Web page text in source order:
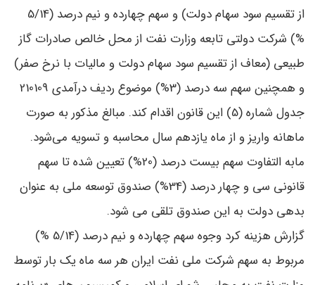
از تقسیم سود سهام دولت) و سهم چهارده و نیم‌‌ درصد (5/14
%) شرکت دولتی تابعه وزارت نفت از محل خالص صادرات گاز
طبیعی (معاف از تقسیم سود سهام دولت و مالیات با نرخ صفر)
و همچنین سهم سه‌‌ درصد (3%) موضوع ردیف درآمدی 210109
جدول شماره (5) این قانون اقدام کند. مبالغ مذکور به ‌صورت
ماهانه واریز و از ماه یازدهم سال محاسبه و تسویه می‌شود.
مابه ‌التفاوت سهم بیست‌ درصد (20%) تعیین ‌شده تا سهم
قانونی سی و چهار درصد (34%) صندوق توسعه ملی به عنوان
بدهی دولت به این صندوق تلقی می ‌شود.
گزارش هزینه ‌کرد وجوه سهم چهارده و نیم‌ درصد (5/14 %)
مربوط به سهم شرکت ملی نفت ایران هر سه ‌ماه یک‌ بار توسط